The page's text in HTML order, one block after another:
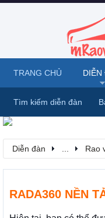
Diễn đàn Rao
RADA360 NỀN
TRANG CHỦ DIỄN
Tìm kiếm diễn đàn